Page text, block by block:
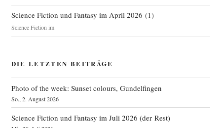
Science Fiction und Fantasy im April 2026 (1)
Science Fiction im
DIE LETZTEN BEITRÄGE
Photo of the week: Sunset colours, Gundelfingen
So., 2. August 2026
Science Fiction und Fantasy im Juli 2026 (der Rest)